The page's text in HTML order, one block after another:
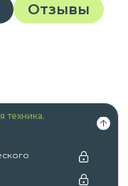
Отзывы
техника.